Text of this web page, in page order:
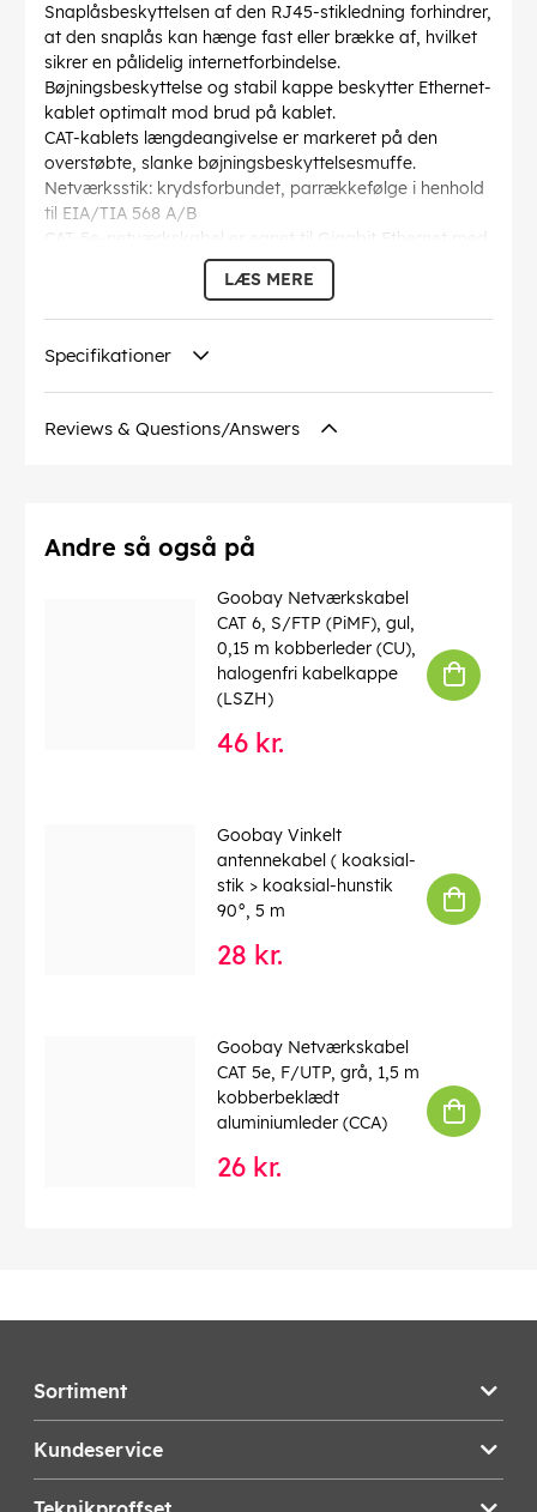
Snaplåsbeskyttelsen af den RJ45-stikledning forhindrer,
at den snaplås kan hænge fast eller brække af, hvilket
sikrer en pålidelig internetforbindelse.
Bøjningsbeskyttelse og stabil kappe beskytter Ethernet-
kablet optimalt mod brud på kablet.
CAT-kablets længdeangivelse er markeret på den
overstøbte, slanke bøjningsbeskyttelsesmuffe.
Netværksstik: krydsforbundet, parrækkefølge i henhold
til EIA/TIA 568 A/B
CAT-5e-netværkskabel er egnet til Gigabit Ethernet med
hastigheder på op til 10/100/1000 Mbit/s.
Bøjningsradius >: 36.8 mm
Kabelkappen diameter
Afskærmning klasse: U/UTP
Driftstemperatur op til: 60 °C
Kabeltype: Rundkabel
Materiale kabelkappe : PVC
Inder leder materiale: CCA (kobberbeklædt aluminium)
Tilslutning, afskærmning : nej
: RJ45 stik (8P8C)
4040849686092
LÆS MERE
Specifikationer
Reviews & Questions/Answers
Andre så også på
Goobay Netværkskabel
CAT 6, S/FTP (PiMF), gul,
0,15 m kobberleder (CU),
halogenfri kabelkappe
(LSZH)
46 kr.
Goobay Vinkelt
antennekabel ( koaksial-
stik > koaksial-hunstik
90°, 5 m
28 kr.
Goobay Netværkskabel
CAT 5e, F/UTP, grå, 1,5 m
kobberbeklædt
aluminiumleder (CCA)
26 kr.
Sortiment
Kundeservice